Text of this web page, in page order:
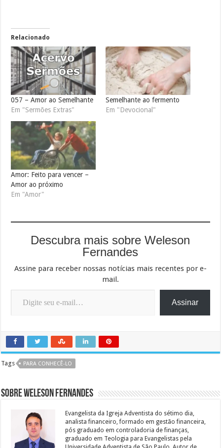
Relacionado
057 – Amor ao Semelhante
Em "Sermões Extras"
Semelhante ao fermento
Em "Devocional"
Amor: Feito para vencer –
Amor ao próximo
Em "Amor"
Descubra mais sobre Weleson
Fernandes
Assine para receber nossas notícias mais recentes por e-
mail.
Digite seu e-mail…
Assinar
Tags PARA CONHECÊ-LO
Sobre Weleson Fernandes
Evangelista da Igreja Adventista do sétimo dia,
analista financeiro, formado em gestão financeira,
pós graduado em controladoria de finanças,
graduado em Teologia para Evangelistas pela